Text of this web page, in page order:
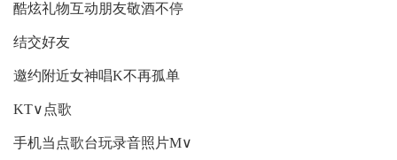
酷炫礼物互动朋友敬酒不停
结交好友
邀约附近女神唱K不再孤单
KT∨点歌
手机当点歌台玩录音照片M∨